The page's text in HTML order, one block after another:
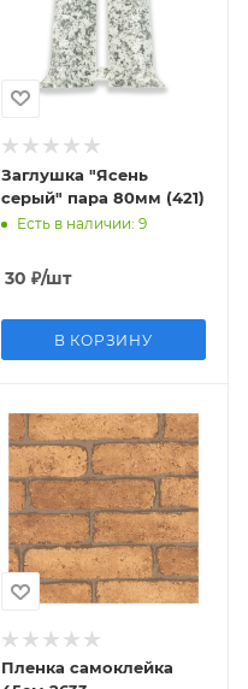
Заглушка "Ясень
серый" пара 80мм (421)
Есть в наличии: 9
30 ₽/шт
В КОРЗИНУ
Пленка самоклейка